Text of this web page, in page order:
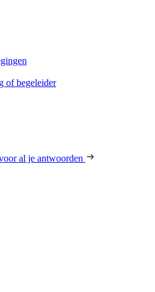
of begeleider
al je antwoorden